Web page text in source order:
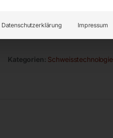
Kategorien: Schweisstechnologie
Datenschutzerklärung Impressum